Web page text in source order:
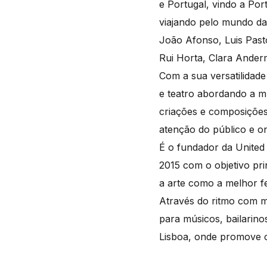
e Portugal, vindo a
viajando pelo mundo
João Afonso, Luis
Rui Horta, Clara
Com a sua
e teatro abordando a
criações e
atenção do público e
É o fundador da
2015 com o objetivo
a arte como a melhor
Através do ritmo com
para músicos,
Lisboa, onde promove